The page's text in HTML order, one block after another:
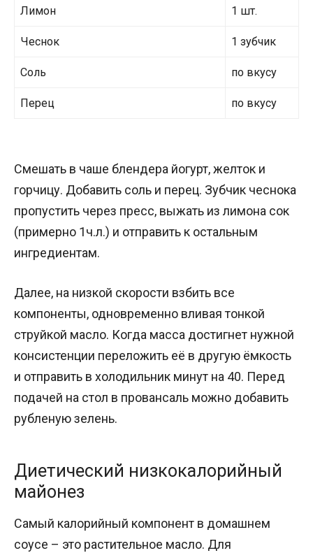
Лимон 1 шт.
Чеснок 1 зубчик
Соль по вкусу
Перец по вкусу
Смешать в чаше блендера йогурт, желток и
горчицу. Добавить соль и перец. Зубчик чеснока
пропустить через пресс, выжать из лимона сок
(примерно 1ч.л.) и отправить к остальным
ингредиентам.
Далее, на низкой скорости взбить все
компоненты, одновременно вливая тонкой
струйкой масло. Когда масса достигнет нужной
консистенции переложить её в другую ёмкость
и отправить в холодильник минут на 40. Перед
подачей на стол в провансаль можно добавить
рубленую зелень.
Диетический низкокалорийный
майонез
Самый калорийный компонент в домашнем
соусе – это растительное масло. Для